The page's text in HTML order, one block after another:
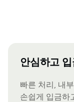
안심하고
빠른 처리, 내
손쉽게 입금